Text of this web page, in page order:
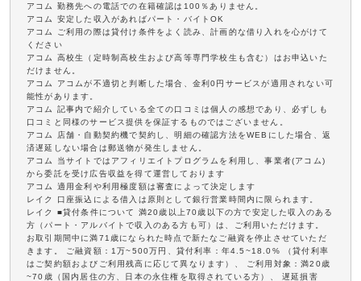
アコム 勤務先への電話での在籍確認は100％ありません。
アコム 安定した収入があればパート・バイトOK
アコム ご利用の際は貸付け条件をよく読み、計画的な借り入れを心がけて
ください
アコム 高校生（定時制高校生および高等専門学校生も含む）はお申込いた
だけません。
アコム アコムが不適切と判断した場合、金利0円サービスが適用されない可
能性があります。
アコム 記事内で紹介している全ての口コミは個人の感想であり、必ずしも
口コミと同様のサービス提供を保証するものではございません。
アコム 店舗・自動契約機で契約し、明細の確認方法をWEBにした場合、返
済遅延しない場合は郵送物が発生しません。
アコム 当サイトではアフィリエイトプログラムを利用し、事業者(アコム)
から委託を受け広告収益を得て運営しております
アコム 適用金利や利用極度額は審査によって決定します
レイク 口座振込による借入は原則として銀行営業時間内に限られます。
レイク ■貸付条件について 満20歳以上70歳以下の方で安定した収入のある
方（パート・アルバイトで収入のある方も可）は、ご利用いただけます。
お取引期間中に満71歳になられた時点で新たなご融資を停止させていただ
きます。 ご融資額：1万~500万円、貸付利率：年4.5~18.0% （貸付利率
はご契約額およびご利用残高に応じて異なります）、 ご利用対象：満20歳
~70歳（国内居住の方、日本の永住権を取得されている方）、 遅延損害